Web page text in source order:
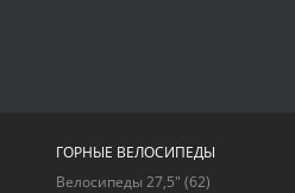
ГОРНЫЕ ВЕЛОСИПЕДЫ
Велосипеды 27,5" (62)